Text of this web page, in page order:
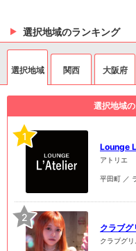
選択地域のランキング
選択地域 関西 大阪府
選択地域
1
Lounge
アトリエ
平田町 ／
2
クラブグ
クラブグ